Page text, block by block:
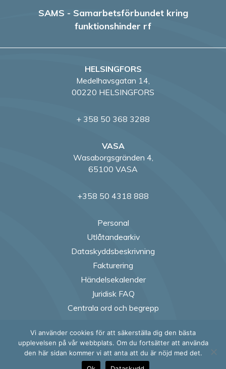
SAMS - Samarbetsförbundet kring
funktionshinder rf
HELSINGFORS
Medelhavsgatan 14,
00220 HELSINGFORS
+ 358 50 368 3288
VASA
Wasaborgsgränden 4,
65100 VASA
+358 50 4318 888
Personal
Utlåtandearkiv
Dataskyddsbeskrivning
Fakturering
Händelsekalender
Juridisk FAQ
Centrala ord och begrepp
Follow us on
Follow us on
Follow
Vi använder cookies för att säkerställa dig den bästa
upplevelsen på vår webbplats. Om du fortsätter att använda
den här sidan kommer vi att anta att du är nöjd med det.